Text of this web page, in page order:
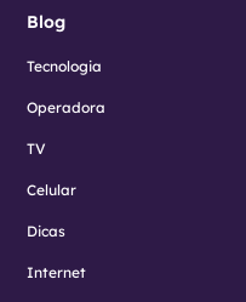
Blog
Tecnologia
Operadora
TV
Celular
Dicas
Internet